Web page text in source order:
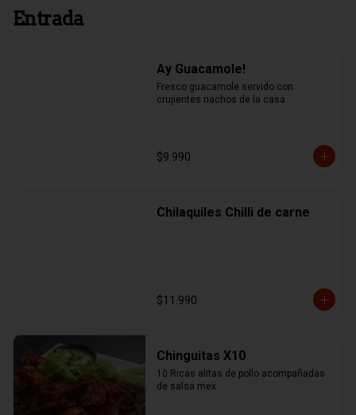
Entrada
Ay Guacamole!
Fresco guacamole servido con
crujientes nachos de la casa
$9.990
Chilaquiles Chilli de carne
$11.990
Chinguitas X10
10 Ricas alitas de pollo acompañadas
de salsa mex.